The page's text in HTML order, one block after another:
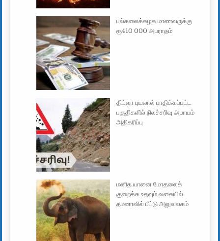
பல்கலைக்கழக மாணவருக்கு
ரூ410 000 அபராதம்
திட்வா புயலால் பாதிக்கப்பட்ட
பகுதிகளில் நிலச்சரிவு அபாயம்
அதிகரிப்பு
மனித யானை மோதலைக்
குறைக்க உதவும் வகையில்
தமனாவில் பீட்டு அலுவலகம்